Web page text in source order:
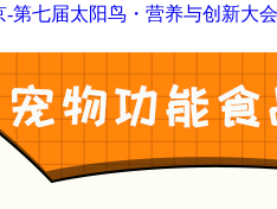
第七届太阳鸟・营养与创新大会